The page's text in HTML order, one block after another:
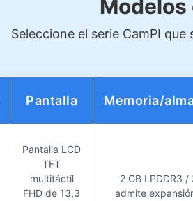
Seleccione el serie CamPI
Pantalla Memoria/
Pantalla LCD
TFT
multitáctil
FHD de 13,3
2 GB LPDDR3 /
admite